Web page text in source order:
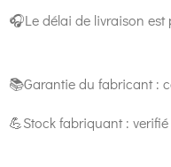
🎧Le délai de livraison
📚Garantie du fabricant :
💪Stock fabriquant :